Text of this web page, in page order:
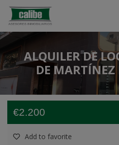
ALQUILER DE
DE MARTÍNEZ
€2.200
Add to favorite